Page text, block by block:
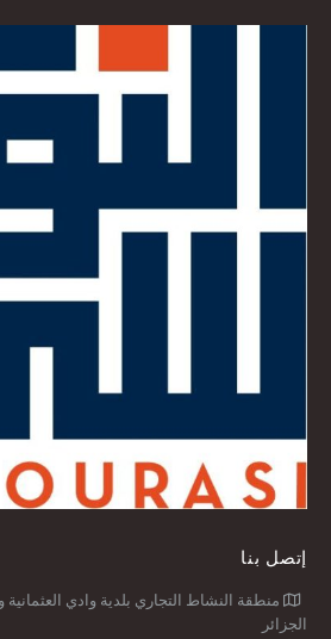
إتصل بنا
الجزائر